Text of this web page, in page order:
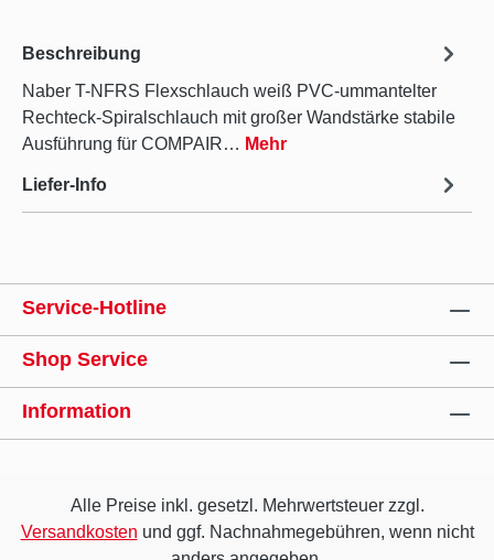
Beschreibung
Naber T-NFRS Flexschlauch weiß PVC-ummantelter
Rechteck-Spiralschlauch mit großer Wandstärke stabile
Ausführung für COMPAIR… Mehr
Liefer-Info
Service-Hotline
Shop Service
Information
Alle Preise inkl. gesetzl. Mehrwertsteuer zzgl.
Versandkosten und ggf. Nachnahmegebühren, wenn nicht